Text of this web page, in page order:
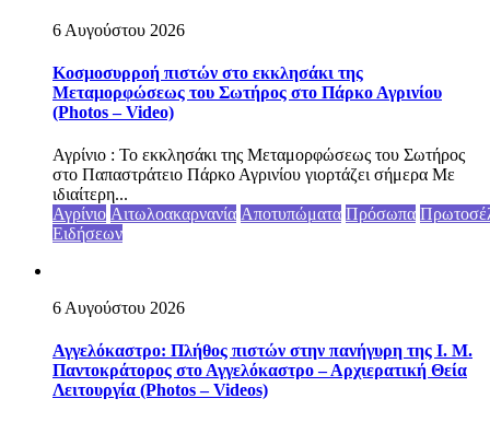
6 Αυγούστου 2026
Κοσμοσυρροή πιστών στο εκκλησάκι της
Μεταμορφώσεως του Σωτήρος στο Πάρκο Αγρινίου
(Photos – Video)
Αγρίνιο : Το εκκλησάκι της Μεταμορφώσεως του Σωτήρος
στο Παπαστράτειο Πάρκο Αγρινίου γιορτάζει σήμερα Με
ιδιαίτερη...
Αγρίνιο Αιτωλοακαρνανία Αποτυπώματα Πρόσωπα
Ειδήσεων
6 Αυγούστου 2026
Αγγελόκαστρο: Πλήθος πιστών στην πανήγυρη της Ι. Μ.
Παντοκράτορος στο Αγγελόκαστρο – Αρχιερατική Θεία
Λειτουργία (Photos – Videos)